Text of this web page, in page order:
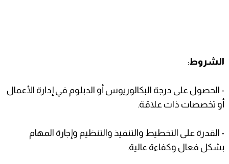
الشروط:
- الحصول على درجة البكالوريوس أو الدبلوم في إدارة الأعمال
أو تخصصات ذات علاقة.
- القدرة على التخطيط والتنفيذ والتنظيم وإجارة المهام
بشكل فعال وكفاءة عالية.